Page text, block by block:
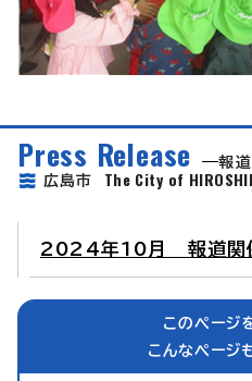
Press Release
報
広島市 The City of
2024年10月 報道関
このページ
こんなページ